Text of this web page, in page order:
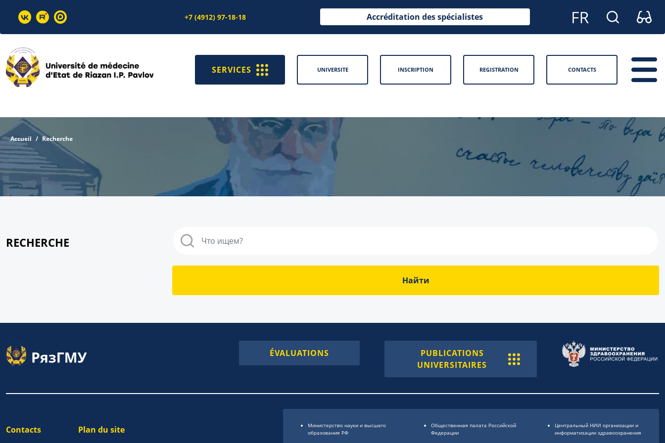
+7 (4912) 97-18-18 Accréditation des spécialistes
SERVICES UNIVERSITE INSCRIPTION REGISTRATION CONTACTS
Accueil Recherche
RECHERCHE
Найти
ÉVALUATIONS
PUBLICATIONS
UNIVERSITAIRES
Contacts Plan du site
Министерство науки и высшего
образования РФ
Общественная палата Российской
Федерации
Центральный НИИ организации и
информатизации здравоохранения